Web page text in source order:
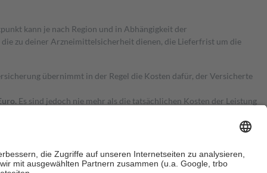
kann je nach Region und in Abhängigkeit der
zu deiner Arzneimittelsicherheit dienen, die Lieferfrist um die
übernimmt in der Regel die Kosten dafür, der Versicherte
Es sind jedoch nie mehr als die tatsächlichen Kosten der Leistung
Zuzahlungen an bei: